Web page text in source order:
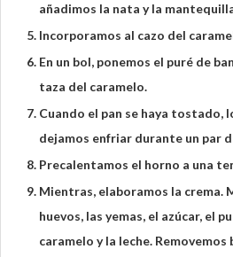
añadimos la nata y la
Incorporamos al cazo del
En un bol, ponemos el puré de
taza del caramelo.
Cuando el pan se haya tostado,
dejamos enfriar durante un par
Precalentamos el horno a una
Mientras, elaboramos la crema.
huevos, las yemas, el azúcar, el
caramelo y la leche.